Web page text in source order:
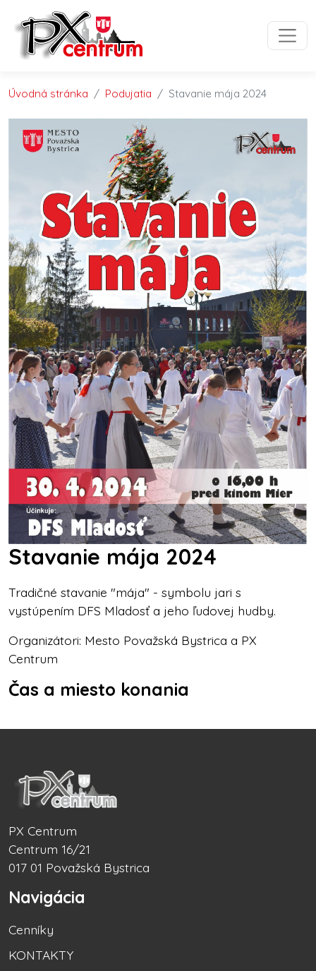
Preskočiť na obsah
Preskočiť na hlavné menu
Úvodná stránka Podujatia Stavanie mája 2024
Stavanie mája 2024
Tradičné stavanie "mája" - symbolu jari s
vystúpením DFS Mladosť a jeho ľudovej hudby.
Organizátori: Mesto Považská Bystrica a PX
Centrum
Čas a miesto konania
PX Centrum
Centrum 16/21
017 01 Považská Bystrica
Navigácia
Cenníky
KONTAKTY